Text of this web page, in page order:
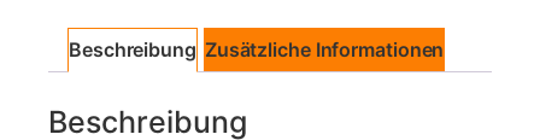
Beschreibung Zusätzliche Informationen
Beschreibung